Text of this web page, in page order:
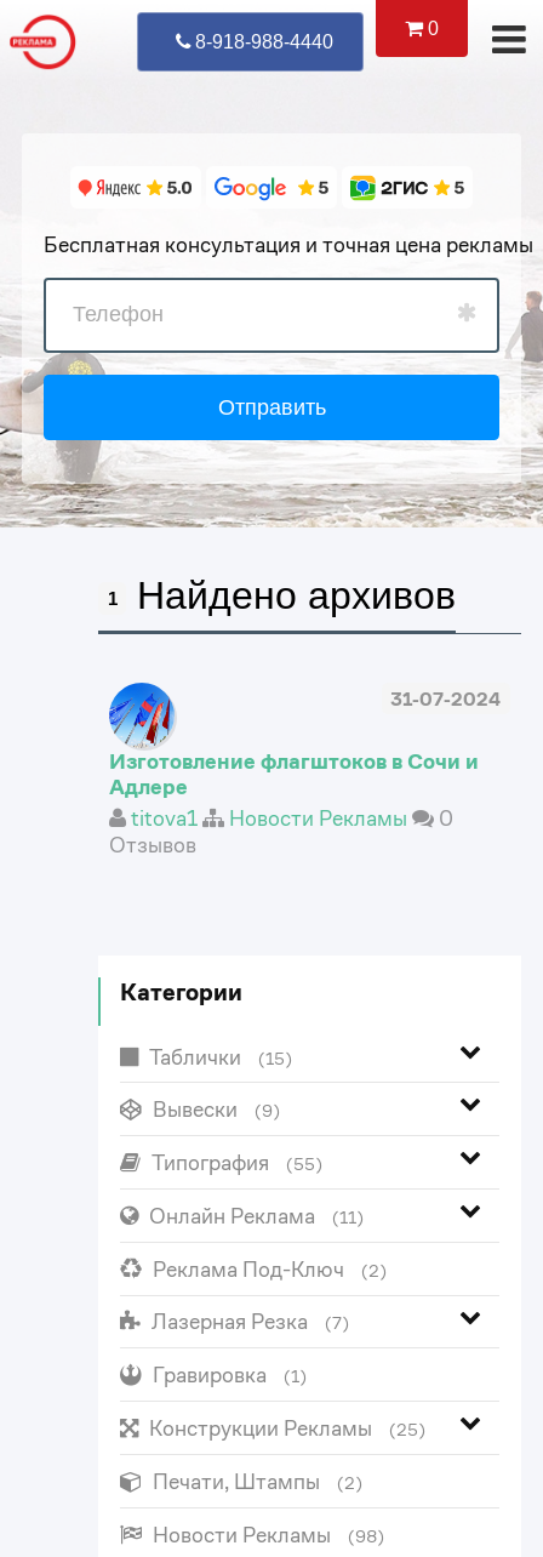
0
8-918-988-4440 Уже
Бесплатная консультация и точная цена рекламы
Отправить
1 Найдено архивов
31-07-2024
Изготовление флагштоков в Сочи и
Адлере
titova1
Новости Рекламы
0
Отзывов
Категории
Таблички (15)
Вывески (9)
Типография (55)
Онлайн Реклама (11)
Реклама Под-Ключ (2)
Лазерная Резка (7)
Гравировка (1)
Конструкции Рекламы (25)
Печати, Штампы (2)
Новости Рекламы (98)